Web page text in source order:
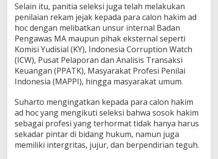
o
r
T
a
h
a
p
X
X
I
Selain itu, panitia seleksi juga telah melakukan
penilaian rekam jejak kepada para calon hakim ad
hoc dengan melibatkan unsur internal Badan
Pengawas MA maupun pihak eksternal seperti
Komisi Yudisial (KY), Indonesia Corruption Watch
(ICW), Pusat Pelaporan dan Analisis Transaksi
Keuangan (PPATK), Masyarakat Profesi Penilai
Indonesia (MAPPI), hingga masyarakat umum.
Suharto mengingatkan kepada para calon hakim
ad hoc yang mengikuti seleksi bahwa sosok hakim
sebagai profesi yang terhormat tidak hanya harus
sekadar pintar di bidang hukum, namun juga
memiliki intergritas, jujur, dan berpendirian teguh.